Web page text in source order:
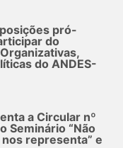
pró-
do
do ANDES-
a Circular nº
Seminário “Não
representa” e